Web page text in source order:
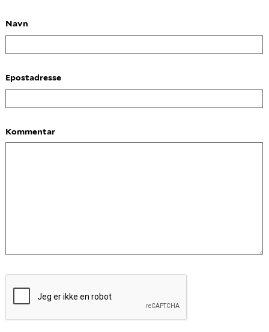
Navn
Epostadresse
Kommentar